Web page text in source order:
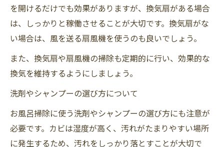
を開けるだけでも効果がありますが、換気扇がある場合
は、しっかりと稼働させることが大切です。換気扇がな
い場合は、風を送る扇風機を使うのも良いでしょう。
また、換気扇や扇風機の掃除も定期的に行い、効果的な
換気を維持するようにしましょう。
洗剤やシャンプーの選び方について
お風呂掃除に使う洗剤やシャンプーの選び方にも注意が
必要です。カビは湿度が高く、汚れがたまりやすい場所
に発生するため、汚れをしっかり落とすことが大切で